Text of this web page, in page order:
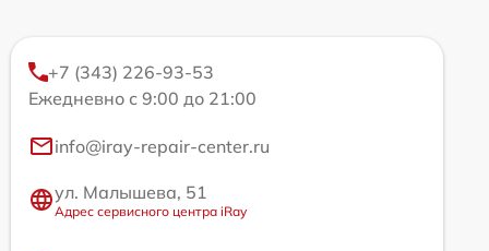
+7 (343) 226-93-53
Ежедневно с 9:00 до 21:00
info@iray-repair-center.ru
ул. Малышева, 51
Адрес сервисного центра iRay